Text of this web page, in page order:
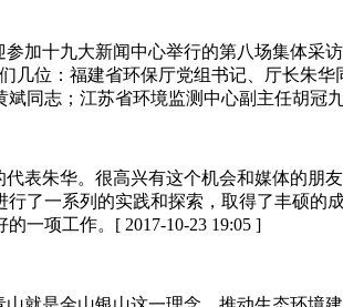
加十九大新闻中心举行的第八场集体
几位：福建省环保厅党组书记、厅长朱
同志；江苏省环境监测中心副主任胡冠九
表朱华。很高兴有这个机会和媒体的
了一系列的实践和探索，取得了丰硕
一项工作。[ 2017-10-23 19:05 ]